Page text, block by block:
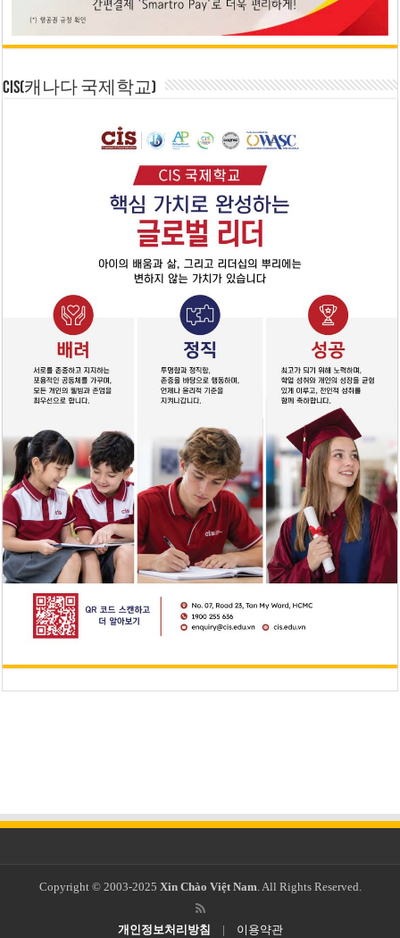
CIS(캐나다 국제학교)
Copyright © 2003-2025 Xin Chào Việt Nam. All Rights Reserved.
개인정보처리방침 | 이용약관